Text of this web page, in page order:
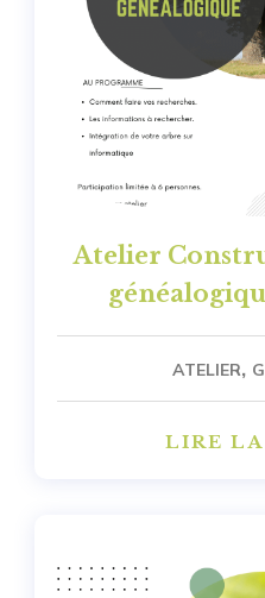
Atelier
ATELIER,
LIRE